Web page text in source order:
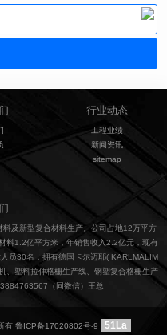
行业动态
工程业绩
新闻资讯
sitemap
及新型复合材料生产。公司占地12万平方
料1.2亿平方米，年销售收入2.2亿元，现有
员30名，拥有德国卡尔迈耶( KARLMALIM
、塑料拉伸格栅生产线、钢塑复合格栅生产
（同微信）王总
有 鲁ICP备17020802号-9 51La